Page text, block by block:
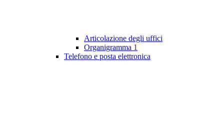
Articolazione degli uffici
Organigramma 1
Telefono e posta elettronica